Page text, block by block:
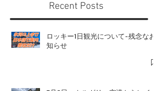
Recent Posts
ロッキー1日観光について-残念なお
知らせ